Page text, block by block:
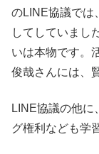
のLINE協議では
してしていまし
いは本物です。
俊哉さんには、
LINE協議の他に
グ権利なども学